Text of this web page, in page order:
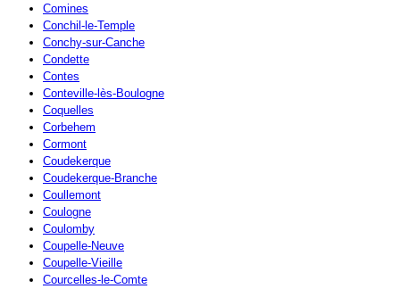
Comines
Conchil-le-Temple
Conchy-sur-Canche
Condette
Contes
Conteville-lès-Boulogne
Coquelles
Corbehem
Cormont
Coudekerque
Coudekerque-Branche
Coullemont
Coulogne
Coulomby
Coupelle-Neuve
Coupelle-Vieille
Courcelles-le-Comte